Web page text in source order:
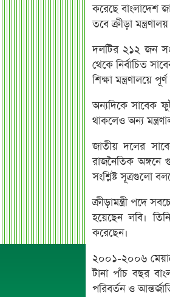
করেছে বাংলাদেশ
তবে ক্রীড়া
দলটির ২১২ জন
থেকে নির্বাচিত
শিক্ষা মন্ত্রণালয়ে
অন্যদিকে সাবেক
থাকলেও অন্য
জাতীয় দলের
রাজনৈতিক অঙ্গনে
সংশ্লিষ্ট সূত্রগুলো
ক্রীড়ামন্ত্রী পদে
হয়েছেন লবি।
করেছেন।
২০০১-২০০৬
টানা পাঁচ বছর
পরিবর্তন ও